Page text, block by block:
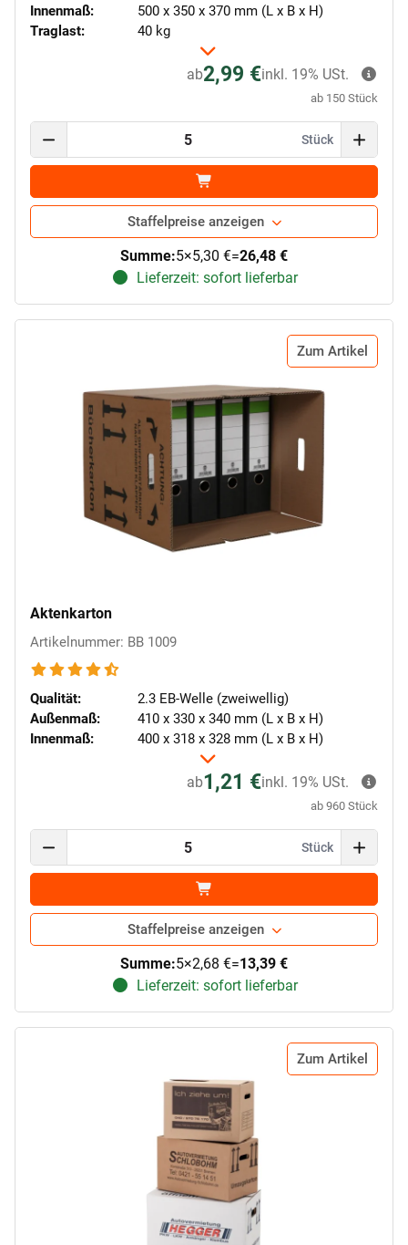
Innenmaß:
500 x 350 x 370 mm (L x B x H)
Traglast:
40 kg
ab2,99 €
ab 150 Stück
inkl. 19% USt.
Stück
Staffelpreise anzeigen
Summe:5×5,30 €=26,48 €
Lieferzeit: sofort lieferbar
Zum Artikel
Aktenkarton
Artikelnummer: BB 1009
Qualität:
2.3 EB-Welle (zweiwellig)
Außenmaß:
410 x 330 x 340 mm (L x B x H)
Innenmaß:
400 x 318 x 328 mm (L x B x H)
ab1,21 €
ab 960 Stück
inkl. 19% USt.
Stück
Staffelpreise anzeigen
Summe:5×2,68 €=13,39 €
Lieferzeit: sofort lieferbar
Zum Artikel